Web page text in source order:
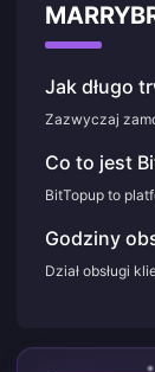
Jak długo
Zazwyczaj
Co to jest
BitTopup to
Godziny
Dział obsługi